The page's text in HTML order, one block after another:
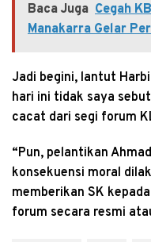
Baca Juga Cegah
Manakarra Gelar
Jadi begini, lantut
hari ini tidak saya
cacat dari segi forum
“Pun, pelantikan
konsekuensi moral
memberikan SK
forum secara resmi